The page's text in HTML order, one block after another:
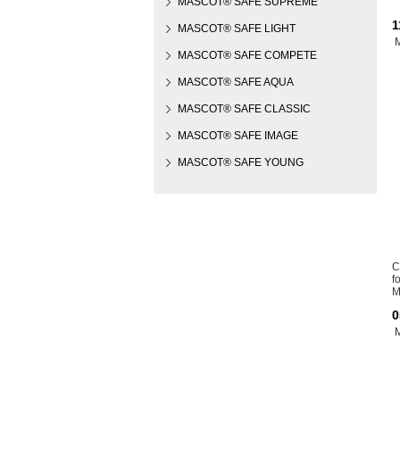
MASCOT® SAFE LIGHT
MASCOT® SAFE COMPETE
MASCOT® SAFE AQUA
MASCOT® SAFE CLASSIC
MASCOT® SAFE IMAGE
MASCOT® SAFE YOUNG